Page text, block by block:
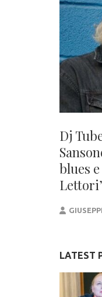
Dj
blues
LATEST